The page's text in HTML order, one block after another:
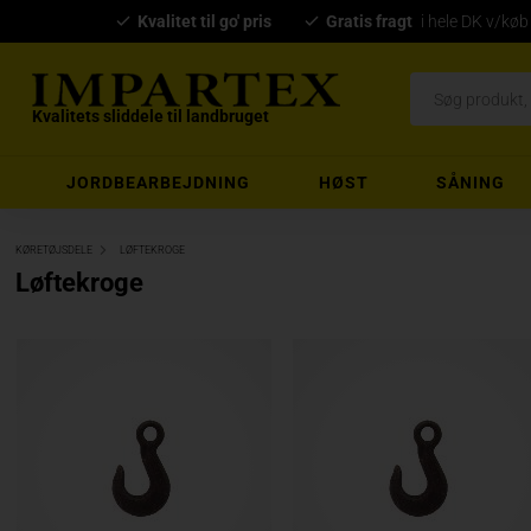
Kvalitet til go' pris Gratis fragt i hele DK v/
Kvalitets sliddele til landbruget
JORDBEARBEJDNING HØST SÅNING
KØRETØJSDELE LØFTEKROGE
Løftekroge